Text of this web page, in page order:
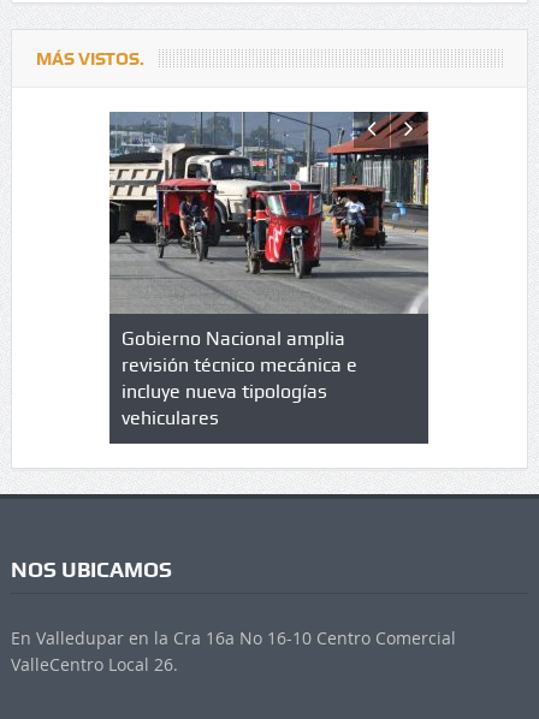
MÁS VISTOS.
de
en
Gobierno Nacional amplia
revisión técnico mecánica e
incluye nueva tipologías
vehiculares
Qué es
cuáles
NOS UBICAMOS
En Valledupar en la Cra 16a No 16-10 Centro Comercial
ValleCentro Local 26.